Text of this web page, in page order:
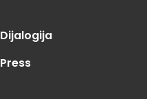
Dijalogija
Press